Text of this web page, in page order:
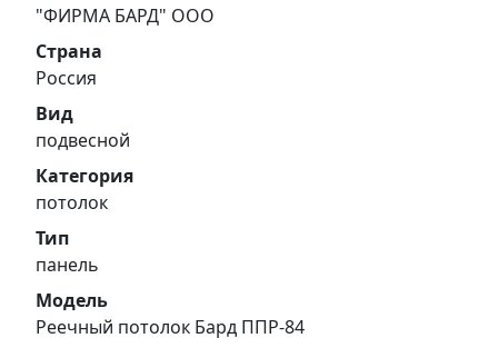
"ФИРМА БАРД" ООО
Страна
Россия
Вид
подвесной
Категория
потолок
Тип
панель
Модель
Реечный потолок Бард ППР-84